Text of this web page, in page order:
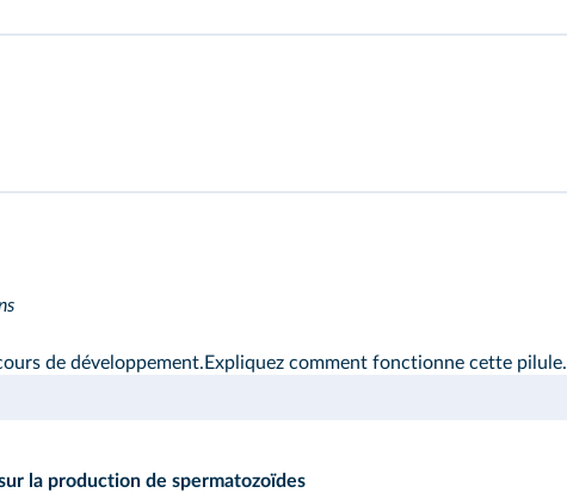
de développement.Expliquez comment fonctionne cette pilule.
la production de spermatozoïdes